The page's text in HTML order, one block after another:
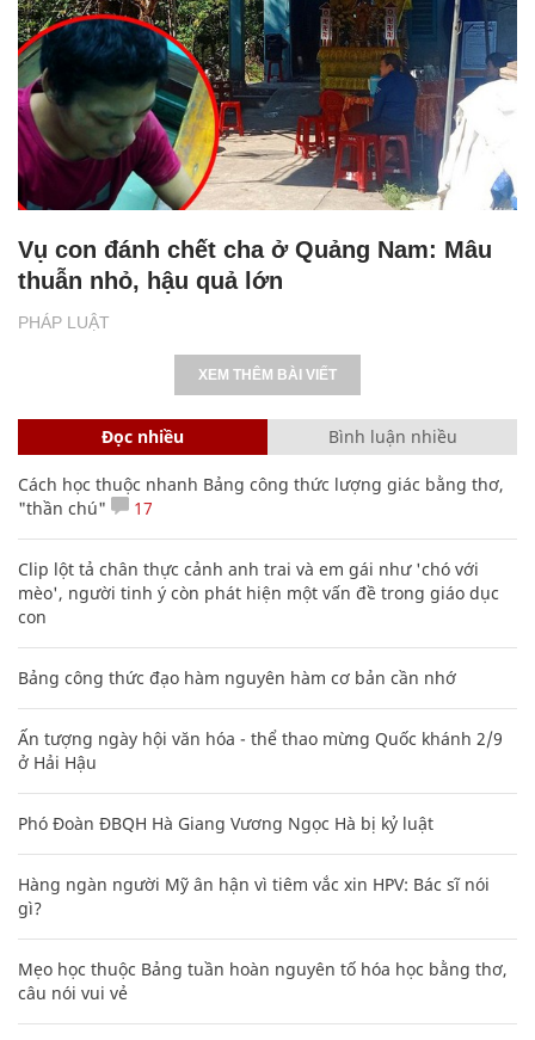
PHÁP LUẬT
Vụ con đánh chết cha ở Quảng Nam: Mâu
thuẫn nhỏ, hậu quả lớn
XEM THÊM BÀI VIẾT
Đọc nhiều Bình luận nhiều
Cách học thuộc nhanh Bảng công thức lượng giác bằng thơ,
"thần chú"
17
Clip lột tả chân thực cảnh anh trai và em gái như 'chó với
mèo', người tinh ý còn phát hiện một vấn đề trong giáo dục
con
Bảng công thức đạo hàm nguyên hàm cơ bản cần nhớ
Ấn tượng ngày hội văn hóa - thể thao mừng Quốc khánh 2/9
ở Hải Hậu
Phó Đoàn ĐBQH Hà Giang Vương Ngọc Hà bị kỷ luật
Hàng ngàn người Mỹ ân hận vì tiêm vắc xin HPV: Bác sĩ nói
gì?
Mẹo học thuộc Bảng tuần hoàn nguyên tố hóa học bằng thơ,
câu nói vui vẻ